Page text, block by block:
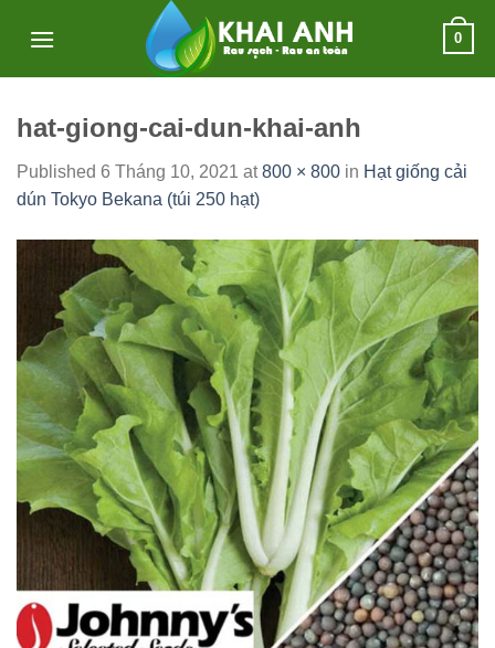
0
hat-giong-cai-dun-khai-anh
Published 6 Tháng 10, 2021 at800 × 800 in Hạt giống cải
dún Tokyo Bekana (túi 250 hạt)